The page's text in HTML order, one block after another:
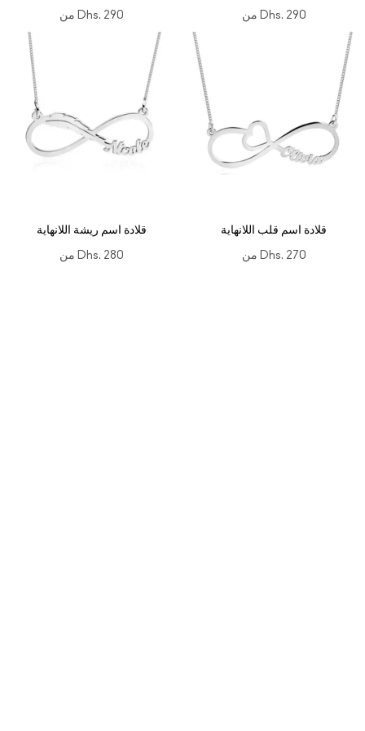
من Dhs. 290 من Dhs. 290
قلادة اسم ريشة اللانهاية
من Dhs. 280
قلادة اسم قلب اللانهاية
من Dhs. 270